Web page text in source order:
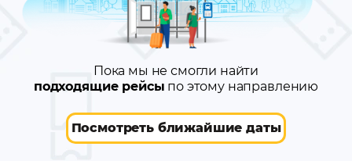
Пока мы не смогли найти
подходящие рейсы по этому направлению
Посмотреть ближайшие даты